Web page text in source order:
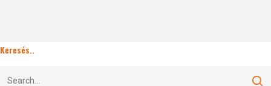
Keresés..